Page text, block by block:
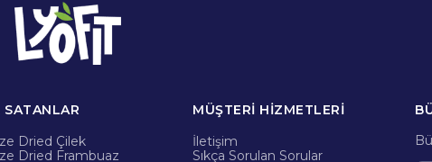
SATANLAR
Dried Çilek
Dried Frambuaz
MÜŞTERİ HİZMETLERİ
İletişim
Sıkça Sorulan Sorular